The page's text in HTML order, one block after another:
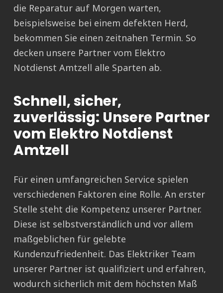
die Reparatur auf Morgen warten,
beispielsweise bei einem defekten Herd,
bekommen Sie einen zeitnahen Termin. So
decken unsere Partner vom Elektro
Notdienst Amtzell alle Sparten ab.
Schnell, sicher,
zuverlässig: Unsere Partner
vom Elektro Notdienst
Amtzell
Für einen umfangreichen Service spielen
verschiedenen Faktoren eine Rolle. An erster
Stelle steht die Kompetenz unserer Partner.
Diese ist selbstverständlich und vor allem
maßgeblichen für gelebte
Kundenzufriedenheit. Das Elektriker Team
unserer Partner ist qualifiziert und erfahren,
wodurch sicherlich mit dem höchsten Maß